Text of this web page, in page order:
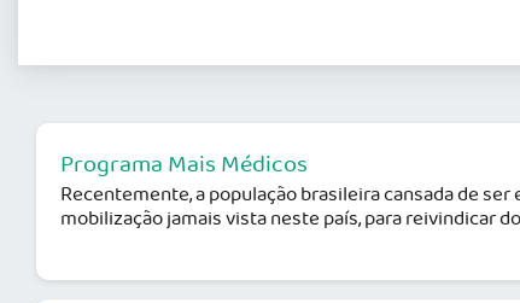
Programa Mais Médicos
Recentemente, a população brasileira cansada de
mobilização jamais vista neste país, para reivindicar